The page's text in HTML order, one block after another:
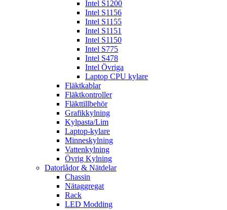
Intel S1200
Intel S1156
Intel S1155
Intel S1151
Intel S1150
Intel S775
Intel S478
Intel Övriga
Laptop CPU kylare
Fläktkablar
Fläktkontroller
Fläkttillbehör
Grafikkylning
Kylpasta/Lim
Laptop-kylare
Minneskylning
Vattenkylning
Övrig Kylning
Datorlådor & Nätdelar
Chassin
Nätaggregat
Rack
LED Modding